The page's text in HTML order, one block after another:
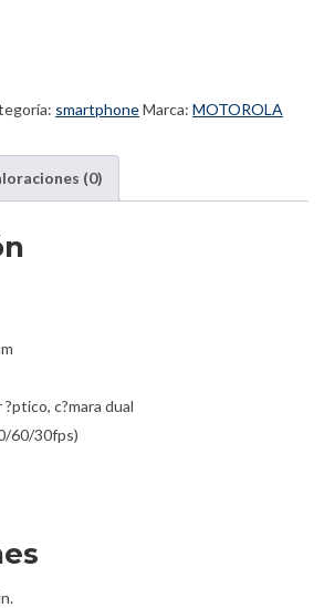
smartphoneMarca: MOTOROLA
(0)
c?mara dual
60/30fps)